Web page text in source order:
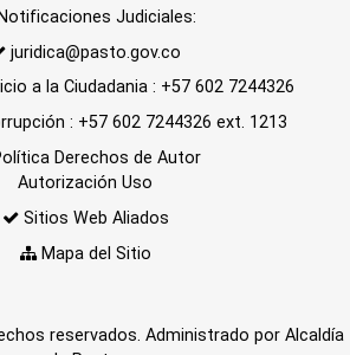
Notificaciones Judiciales:
juridica@pasto.gov.co
a la Ciudadania : +57 602 7244326
: +57 602 7244326 ext. 1213
Derechos de Autor
Autorización Uso
Sitios Web Aliados
Mapa del Sitio
reservados. Administrado por Alcaldía